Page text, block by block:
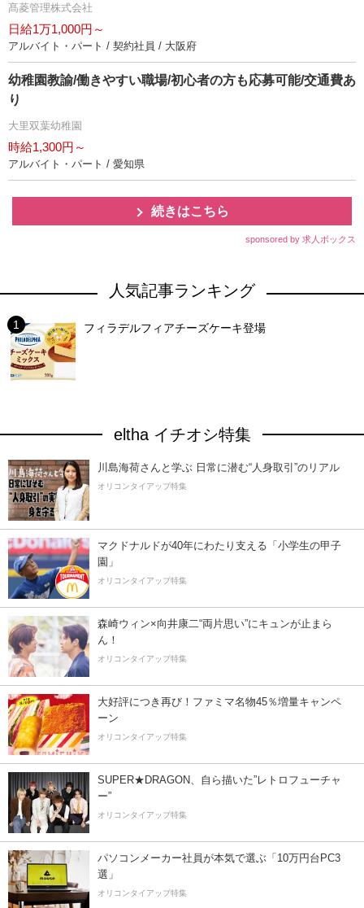
髙菱管理株式会社
日給1万1,000円～
アルバイト・パート / 契約社員 / 大阪府
幼稚園教諭/働きやすい職場/初心者の方も応募可能/交通費あ
り
大里双葉幼稚園
時給1,300円～
アルバイト・パート / 愛知県
続きはこちら
sponsored by 求人ボックス
人気記事ランキング
フィラデルフィアチーズケーキ登場
eltha イチオシ特集
川島海荷さんと学ぶ 日常に潜む“人身取引”のリアル
オリコンタイアップ特集
マクドナルドが40年にわたり支える「小学生の甲子
園」
オリコンタイアップ特集
森崎ウィン×向井康二“両片思い”にキュンが止まら
ん！
オリコンタイアップ特集
大好評につき再び！ファミマ名物45％増量キャンペ
ーン
オリコンタイアップ特集
SUPER★DRAGON、自ら描いた”レトロフューチャ
ー”
オリコンタイアップ特集
パソコンメーカー社員が本気で選ぶ「10万円台PC3
選」
オリコンタイアップ特集